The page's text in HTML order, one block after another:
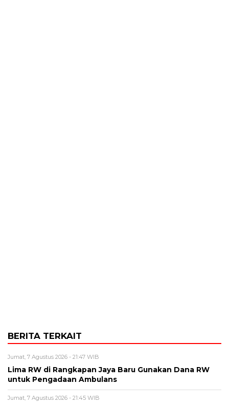
BERITA TERKAIT
Jumat, 7 Agustus 2026 - 21:47 WIB
Lima RW di Rangkapan Jaya Baru Gunakan Dana RW
untuk Pengadaan Ambulans
Jumat, 7 Agustus 2026 - 21:45 WIB